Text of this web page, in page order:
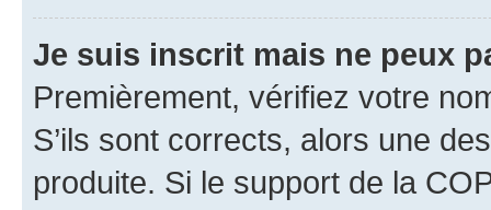
Je suis inscrit mais ne peux
Premièrement, vérifiez votre
S’ils sont corrects, alors une
produite. Si le support de la